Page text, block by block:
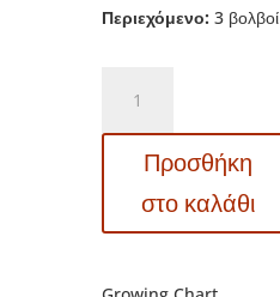
Περιεχόμενο: 3 βολβοί
Hyacinthus
–
Ζουμπούλι
Hyacinth
Προσθήκη
στο καλάθι